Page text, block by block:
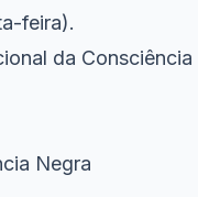
feira).
da Consciência
Negra